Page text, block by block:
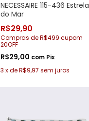
NECESSAIRE 115-436 Estrela
do Mar
R$29,90
Compras de R$499 cupom
20OFF
R$29,00 com Pix
3 xdeR$9,97 sem juros